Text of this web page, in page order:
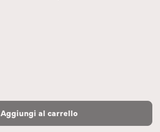
Aggiungi al carrello